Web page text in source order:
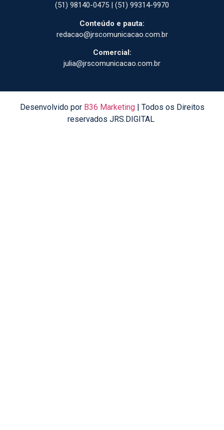
(51) 98140-0475 | (51) 99314-9970
Conteúdo e pauta:
redacao@jrscomunicacao.com.br
Comercial:
julia@jrscomunicacao.com.br
Desenvolvido por B36 Marketing| Todos os Direitos
reservados JRS.DIGITAL